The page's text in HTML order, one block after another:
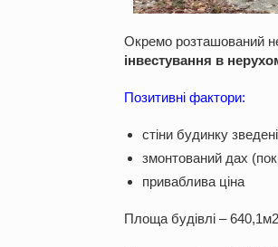
Окремо розташований
інвестування в
Позитивні фактори:
стіни будинку
змонтований дах
приваблива ціна
Площа будівлі – 640,1м2